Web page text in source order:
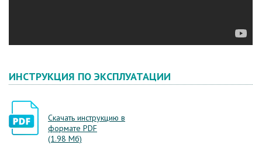
ИНСТРУКЦИЯ ПО ЭКСПЛУАТАЦИИ
Скачать инструкцию в
формате PDF
(1.98 Мб)